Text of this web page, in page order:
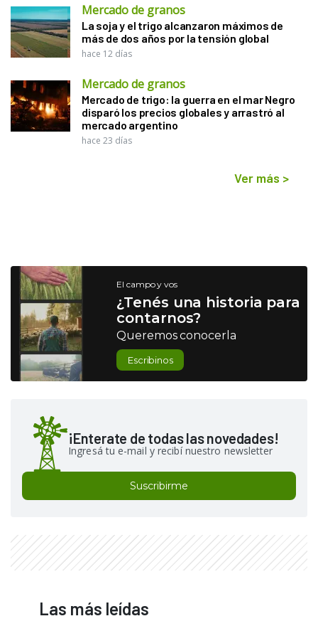
Mercado de granos
La soja y el trigo alcanzaron máximos de
más de dos años por la tensión global
hace 12 días
Mercado de granos
Mercado de trigo: la guerra en el mar Negro
disparó los precios globales y arrastró al
mercado argentino
hace 23 días
Ver más >
El campo y vos
¿Tenés una historia para
contarnos?
Queremos conocerla
Escribinos
¡Enterate de todas las novedades!
Ingresá tu e-mail y recibí nuestro newsletter
Suscribirme
Las más leídas